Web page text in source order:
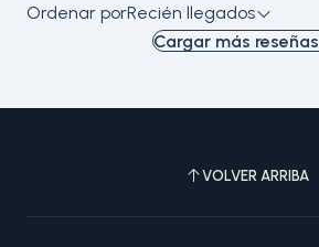
Ordenar porRecién llegados
Cargar más reseñas
VOLVER ARRIBA